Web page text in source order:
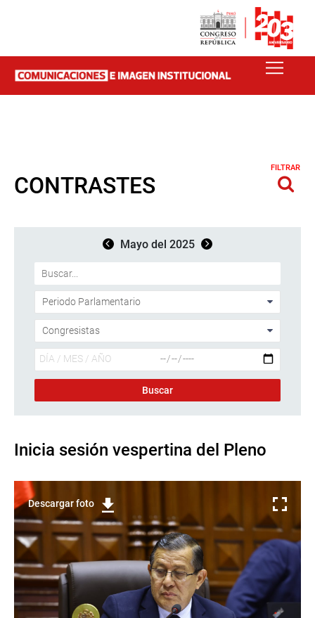
CONTRASTES
FILTRAR
Mayo del 2025
Inicia sesión vespertina del Pleno
Descargar foto